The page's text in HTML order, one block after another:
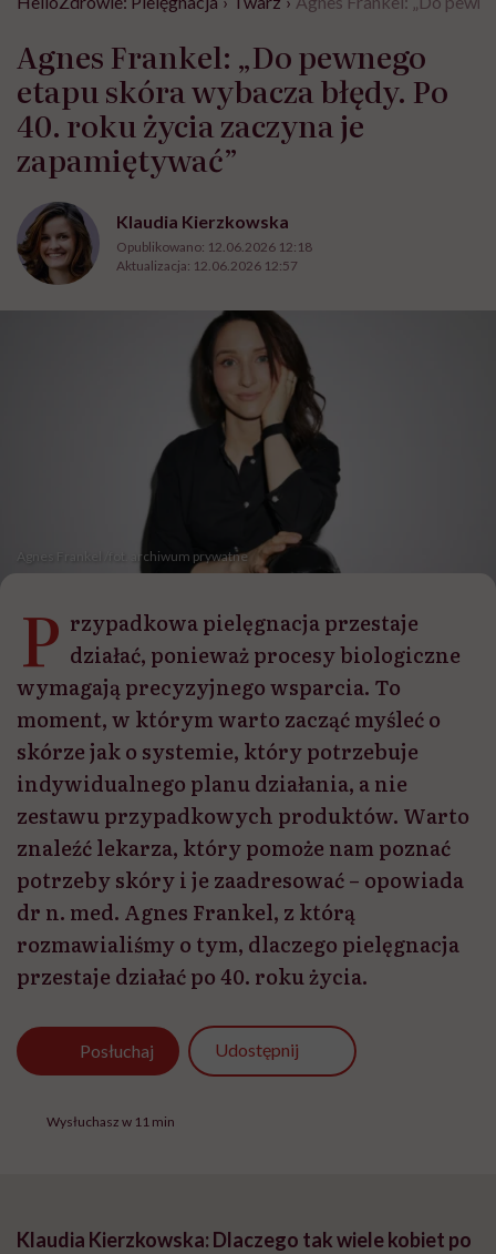
Agnes Frankel: „Do pewnego
etapu skóra wybacza błędy. Po
40. roku życia zaczyna je
zapamiętywać”
Klaudia Kierzkowska
Opublikowano: 12.06.2026 12:18
Aktualizacja: 12.06.2026 12:57
Agnes Frankel /fot. archiwum prywatne
P rzypadkowa pielęgnacja przestaje
działać, ponieważ procesy biologiczne
wymagają precyzyjnego wsparcia. To
moment, w którym warto zacząć myśleć o
skórze jak o systemie, który potrzebuje
indywidualnego planu działania, a nie
zestawu przypadkowych produktów. Warto
znaleźć lekarza, który pomoże nam poznać
potrzeby skóry i je zaadresować – opowiada
dr n. med. Agnes Frankel, z którą
rozmawialiśmy o tym, dlaczego pielęgnacja
przestaje działać po 40. roku życia.
Posłuchaj Udostępnij
Wysłuchasz w 11 min
Klaudia Kierzkowska: Dlaczego tak wiele kobiet po